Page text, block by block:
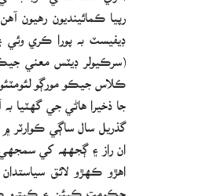
رپيا ڪمائينديون رهيون
ڊيفيسٽ به پورا ڪري
(سرڪيولر ڊيٽس معني
ڪلاس جيڪو مورڳو
جا ذخيرا هاڻي جي گھٽيا
ان راز ۽ ڳجهھ کي سمجهي
اهڙو ڪهڙو لائق
حڪومت ڪيئن ۽ ڪيترو